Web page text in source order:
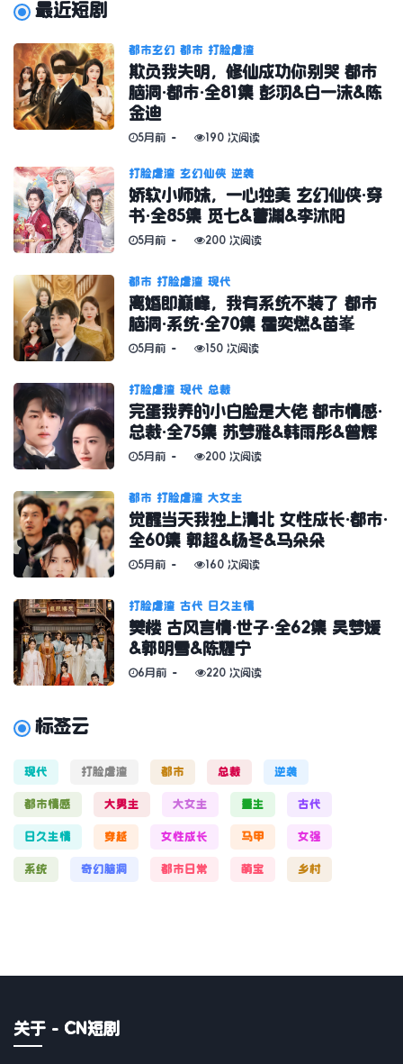
最近短剧
都市玄幻 都市 打脸虐渣
欺负我失明，修仙成功你别哭 都市
脑洞·都市·全81集 彭羽&白一沫&陈
金迪
5月前 190 次阅读
打脸虐渣 玄幻仙侠 逆袭
娇软小师妹，一心独美 玄幻仙侠·穿
书·全85集 觅七&曹渊&李沐阳
5月前 200 次阅读
都市 打脸虐渣 现代
离婚即巅峰，我有系统不装了 都市
脑洞·系统·全70集 霍奕燃&苗峯
5月前 150 次阅读
打脸虐渣 现代 总裁
完蛋我养的小白脸是大佬 都市情感·
总裁·全75集 苏梦雅&韩雨彤&曾辉
5月前 200 次阅读
都市 打脸虐渣 大女主
觉醒当天我独上清北 女性成长·都市·
全60集 郭超&杨冬&马朵朵
5月前 160 次阅读
打脸虐渣 古代 日久生情
樊楼 古风言情·世子·全62集 吴梦媛
&郭明雪&陈耀宁
6月前 220 次阅读
标签云
现代 打脸虐渣 都市 总裁 逆袭
都市情感 大男主 大女主 重生 古代
日久生情 穿越 女性成长 马甲 女强
系统 奇幻脑洞 都市日常 萌宝 乡村
关于 - CN短剧